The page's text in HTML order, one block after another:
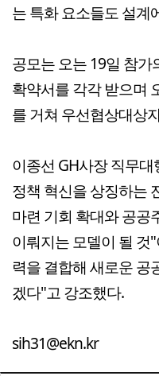
는 특화 요소들도 설계
공모는 오는 19일 참가
확약서를 각각 받으며
를 거쳐 우선협상대상
이종선 GH사장 직무대
정책 혁신을 상징하는
마련 기회 확대와 공공
이뤄지는 모델이 될 것
력을 결합해 새로운 공
겠다"고 강조했다.
sih31@ekn.kr